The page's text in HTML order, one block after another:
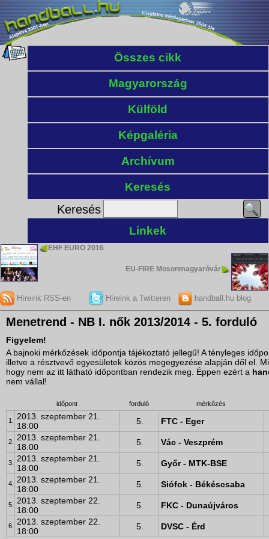
Összes cikk
Magyarország
Külföld
Képgaléria
Archívum
Keresés
Keresés
Linkek
EHF EURO 2016
EU-FIRE Mosonmagyaróvár
Híreink RSS-en Híreink a Twitteren handball.hu blog
Menetrend - NB I. nők 2013/2014 - 5. forduló
Figyelem!
A bajnoki mérkőzések időpontja tájékoztató jellegű! A tényleges
illetve a résztvevő egyesületek közös megegyezése alapján dől el.
hogy nem az itt látható időpontban rendezik meg. Éppen ezért a
nem vállal!
időpont forduló mérkőzés
1.
2013. szeptember 21.
18:00
5. FTC - Eger
2.
2013. szeptember 21.
18:00
5. Vác - Veszprém
3.
2013. szeptember 21.
18:00
5. Győr - MTK-BSE
4.
2013. szeptember 21.
18:00
5. Siófok - Békéscsaba
5.
2013. szeptember 22.
18:00
5. FKC - Dunaújváros
6.
2013. szeptember 22.
18:00
5. DVSC - Érd